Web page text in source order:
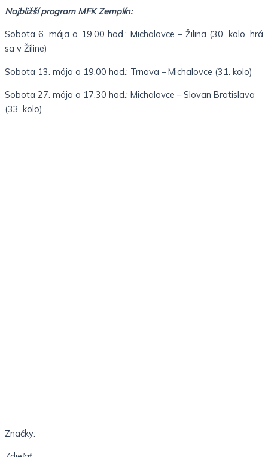
Najbližší program MFK Zemplín:
Sobota 6. mája o 19.00 hod.: Michalovce – Žilina (30. kolo, hrá
sa v Žiline)
Sobota 13. mája o 19.00 hod.: Trnava – Michalovce (31. kolo)
Sobota 27. mája o 17.30 hod.: Michalovce – Slovan Bratislava
(33. kolo)
Značky: